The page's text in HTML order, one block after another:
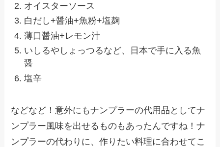
オイスターソース
白だし+醤油+魚粉+塩麹
薄口醤油+レモン汁
いしるやしょっつるなど、日本で手に入る魚
醤
塩辛
などなど！意外にもナンプラーの代用品としてナ
ンプラー風味を出せるものもあったんですね！ナ
ンプラーの代わりに、作りたい料理に合わせてこ